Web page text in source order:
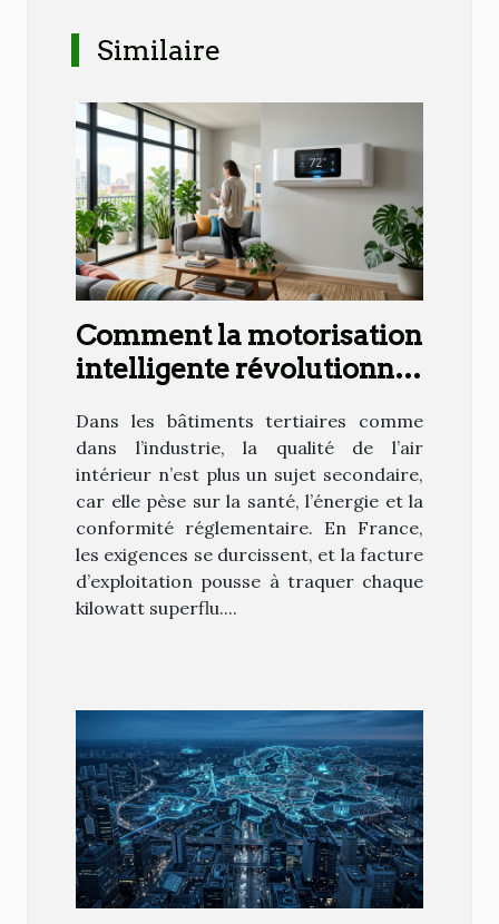
Similaire
Comment la motorisation
intelligente révolutionne
intérieur
Dans les bâtiments tertiaires comme
dans l’industrie, la qualité de l’air
intérieur n’est plus un sujet secondaire,
car elle pèse sur la santé, l’énergie et la
conformité réglementaire. En France,
les exigences se durcissent, et la facture
d’exploitation pousse à traquer chaque
kilowatt superflu....